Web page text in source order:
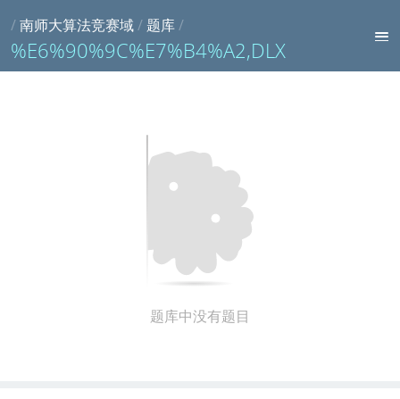
/南师大算法竞赛域/ 题库/
%E6%90%9C%E7%B4%A2,DLX
题库中没有题目